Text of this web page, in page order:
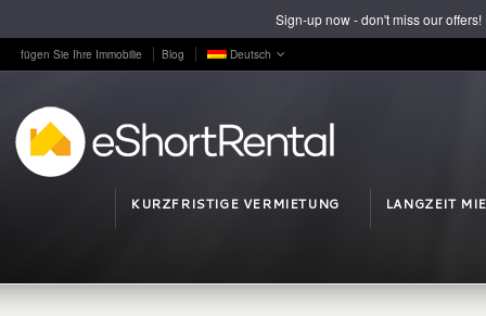
fügen Sie Ihre Immobilie Blog Deutsch
KURZFRISTIGE VERMIETUNG LANGZEIT
Sign-up now - don't miss our offers!